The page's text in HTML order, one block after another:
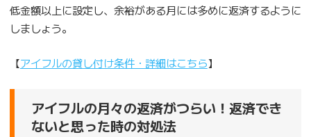
低金額以上に設定し、余裕がある月には多めに返済するように
しましょう。
【アイフルの貸し付け条件・詳細はこちら】
アイフルの月々の返済がつらい！返済でき
ないと思った時の対処法